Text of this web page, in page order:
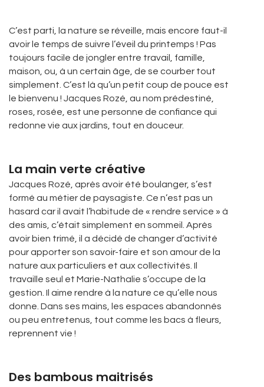
C’est parti, la nature se réveille, mais encore faut-il
avoir le temps de suivre l’éveil du printemps ! Pas
toujours facile de jongler entre travail, famille,
maison, ou, à un certain âge, de se courber tout
simplement. C’est là qu’un petit coup de pouce est
le bienvenu ! Jacques Rozé, au nom prédestiné,
roses, rosée, est une personne de confiance qui
redonne vie aux jardins, tout en douceur.
La main verte créative
Jacques Rozé, après avoir été boulanger, s’est
formé au métier de paysagiste. Ce n’est pas un
hasard car il avait l’habitude de « rendre service » à
des amis, c’était simplement en sommeil. Après
avoir bien trimé, il a décidé de changer d’activité
pour apporter son savoir-faire et son amour de la
nature aux particuliers et aux collectivités. Il
travaille seul et Marie-Nathalie s’occupe de la
gestion. Il aime rendre à la nature ce qu’elle nous
donne. Dans ses mains, les espaces abandonnés
ou peu entretenus, tout comme les bacs à fleurs,
reprennent vie !
Des bambous maitrisés